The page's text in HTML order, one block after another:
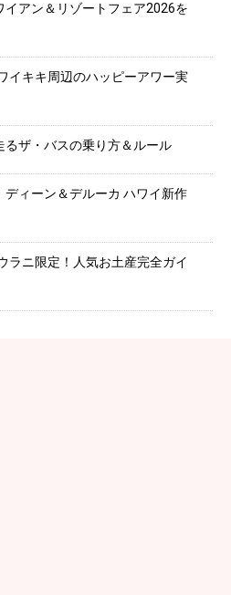
イアン＆リゾートフェア2026を
イキキ周辺のハッピーアワー実
るザ・バスの乗り方＆ルール
ディーン＆デルーカ ハワイ新作
ラニ限定！人気お土産完全ガイ